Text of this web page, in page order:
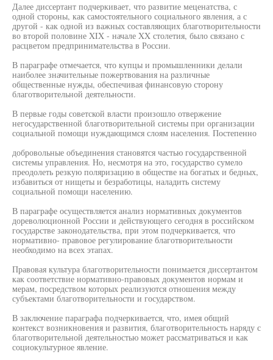
Далее диссертант подчеркивает, что развитие меценатства, с
одной стороны, как самостоятельного социального явления, а с
другой - как одной из важных составляющих благотворительности
во второй половине XIX - начале XX столетия, было связано с
расцветом предпринимательства в России.
В параграфе отмечается, что купцы и промышленники делали
наиболее значительные пожертвования на различные
общественные нужды, обеспечивая финансовую сторону
благотворительной деятельности.
В первые годы советской власти произошло отвержение
негосударственной благотворительной системы при организации
социальной помощи нуждающимся слоям населения. Постепенно
добровольные объединения становятся частью государственной
системы управления. Но, несмотря на это, государство сумело
преодолеть резкую поляризацию в обществе на богатых и бедных,
избавиться от нищеты и безработицы, наладить систему
социальной помощи населению.
В параграфе осуществляется анализ нормативных документов
дореволюционной России и действующего сегодня в российском
государстве законодательства, при этом подчеркивается, что
нормативно- правовое регулирование благотворительности
необходимо на всех этапах.
Правовая культура благотворительности понимается диссертантом
как соответствие нормативно-правовых документов нормам и
мерам, посредством которых реализуются отношения между
субъектами благотворительности и государством.
В заключение параграфа подчеркивается, что, имея общий
контекст возникновения и развития, благотворительность наряду с
благотворительной деятельностью может рассматриваться и как
социокультурное явление.